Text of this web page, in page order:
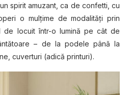
spirit amuzant, ca de confetti, cu
o mulţime de modalităţi prin
de locuit într-o lumină pe cât de
– de la podele până la
cuverturi (adică printuri).